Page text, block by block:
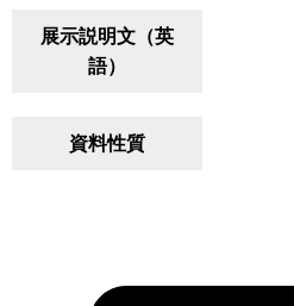
展示説明文（英
語）
資料性質